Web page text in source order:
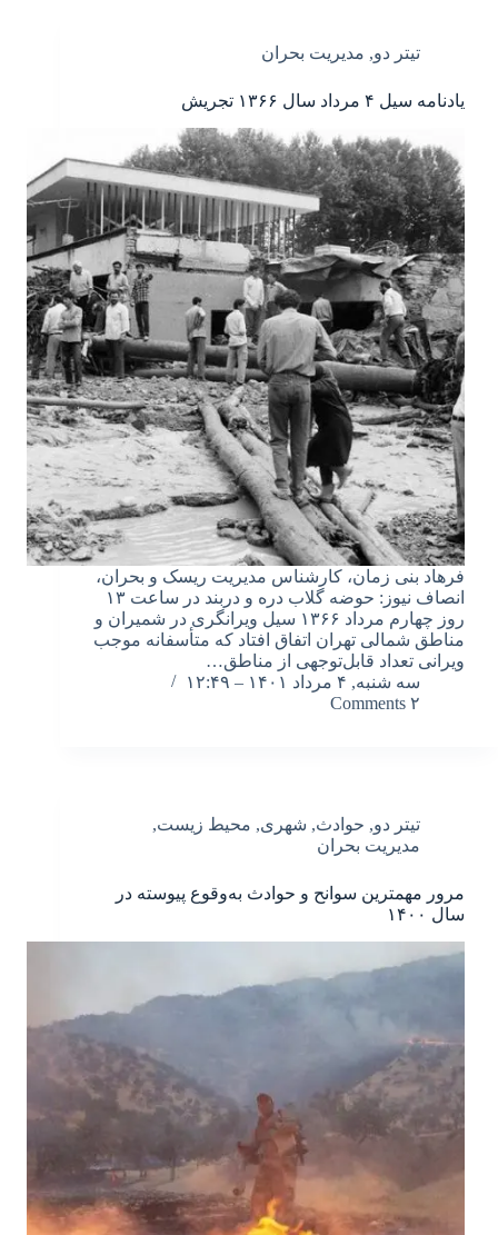
تیتر دو, مدیریت بحران
یادنامه سیل ۴ مرداد سال ۱۳۶۶ تجریش
فرهاد بنی زمان، کارشناس مدیریت ریسک و بحران،
انصاف نیوز: حوضه گلاب دره و دربند در ساعت ۱۳
روز چهارم مرداد ۱۳۶۶ سیل ویرانگری در شمیران و
مناطق شمالی تهران اتفاق افتاد که متأسفانه موجب
ویرانی تعداد قابل‌توجهی از مناطق…
سه شنبه, ۴ مرداد ۱۴۰۱ – ۱۲:۴۹
۲ Comments
تیتر دو, حوادث, شهری, محیط زیست,
مدیریت بحران
مرور مهمترین سوانح و حوادث به‌وقوع پیوسته در
سال ۱۴۰۰